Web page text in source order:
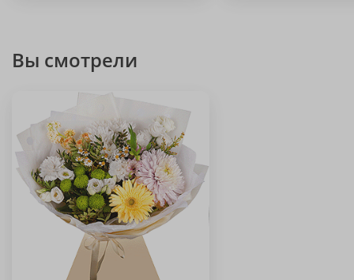
Вы смотрели